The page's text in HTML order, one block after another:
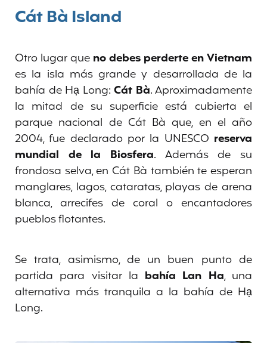
Cát Bà Island
Otro lugar que no debes perderte en Vietnam
es la isla más grande y desarrollada de la
bahía de Hạ Long: Cát Bà. Aproximadamente
la mitad de su superficie está cubierta el
parque nacional de Cát Bà que, en el año
2004, fue declarado por la UNESCO reserva
mundial de la Biosfera. Además de su
frondosa selva, en Cát Bà también te esperan
manglares, lagos, cataratas, playas de arena
blanca, arrecifes de coral o encantadores
pueblos flotantes.
Se trata, asimismo, de un buen punto de
partida para visitar la bahía Lan Ha, una
alternativa más tranquila a la bahía de Hạ
Long.